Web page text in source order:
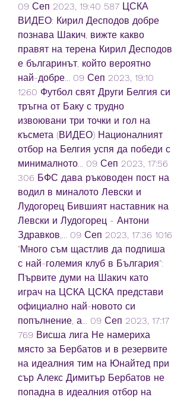
09 Сеп 2023, 19:40 587 ЦСКА
ВИДЕО: Кирил Десподов добре
познава Шакич, вижте какво
правят на терена Кирил Десподов
е българинът, който вероятно
най-добре... 09 Сеп 2023, 19:10
1260 Футбол свят Други Белгия си
тръгна от Баку с трудно
извоювани три точки и гол на
късмета (ВИДЕО) Националният
отбор на Белгия успя да победи с
минималното... 09 Сеп 2023, 17:56
306 БФС дава ръководен пост на
водил в миналото Левски и
Лудогорец Бившият наставник на
Левски и Лудогорец - Антони
Здравков,... 09 Сеп 2023, 17:36 1016
"Много съм щастлив да подпиша
с най-големия клуб в България":
Първите думи на Шакич като
играч на ЦСКА ЦСКА представи
официално най-новото си
попълнение, а... 09 Сеп 2023, 17:17
769 Висша лига Не намериха
място за Бербатов и в резервите
на идеалния тим на Юнайтед при
сър Алекс Димитър Бербатов не
попадна в идеалния отбор на